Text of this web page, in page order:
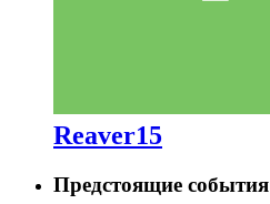
Reaver15
Предстоящие события